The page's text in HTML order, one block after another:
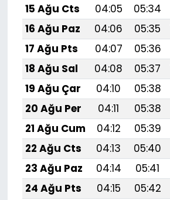
15 Ağu Cts
04:05 05:34
16 Ağu Paz
04:06 05:35
17 Ağu Pts
04:07 05:36
18 Ağu Sal
04:08 05:37
19 Ağu Çar
04:10 05:38
20 Ağu Per
04:11 05:38
21 Ağu Cum
04:12 05:39
22 Ağu Cts
04:13 05:40
23 Ağu Paz
04:14 05:41
24 Ağu Pts
04:15 05:42